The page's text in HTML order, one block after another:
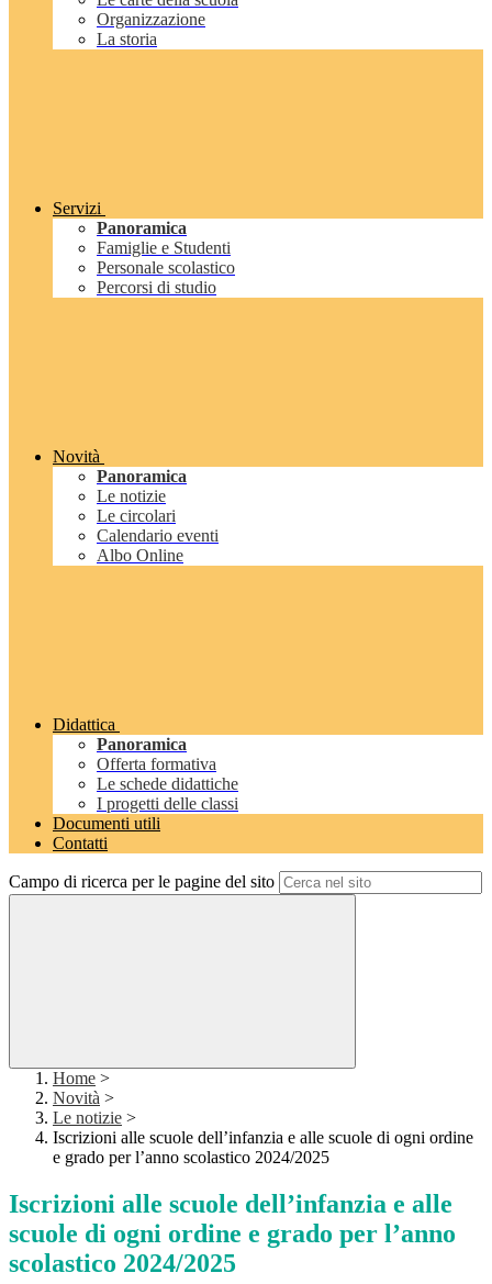
Organizzazione
La storia
Servizi
Panoramica
Famiglie e Studenti
Personale scolastico
Percorsi di studio
Novità
Panoramica
Le notizie
Le circolari
Calendario eventi
Albo Online
Didattica
Panoramica
Offerta formativa
Le schede didattiche
I progetti delle classi
Documenti utili
Contatti
Campo di ricerca per le pagine del sito
Home >
Novità >
Le notizie >
Iscrizioni alle scuole dell’infanzia e alle scuole di ogni ordine
e grado per l’anno scolastico 2024/2025
Iscrizioni alle scuole dell’infanzia e alle
scuole di ogni ordine e grado per l’anno
scolastico 2024/2025